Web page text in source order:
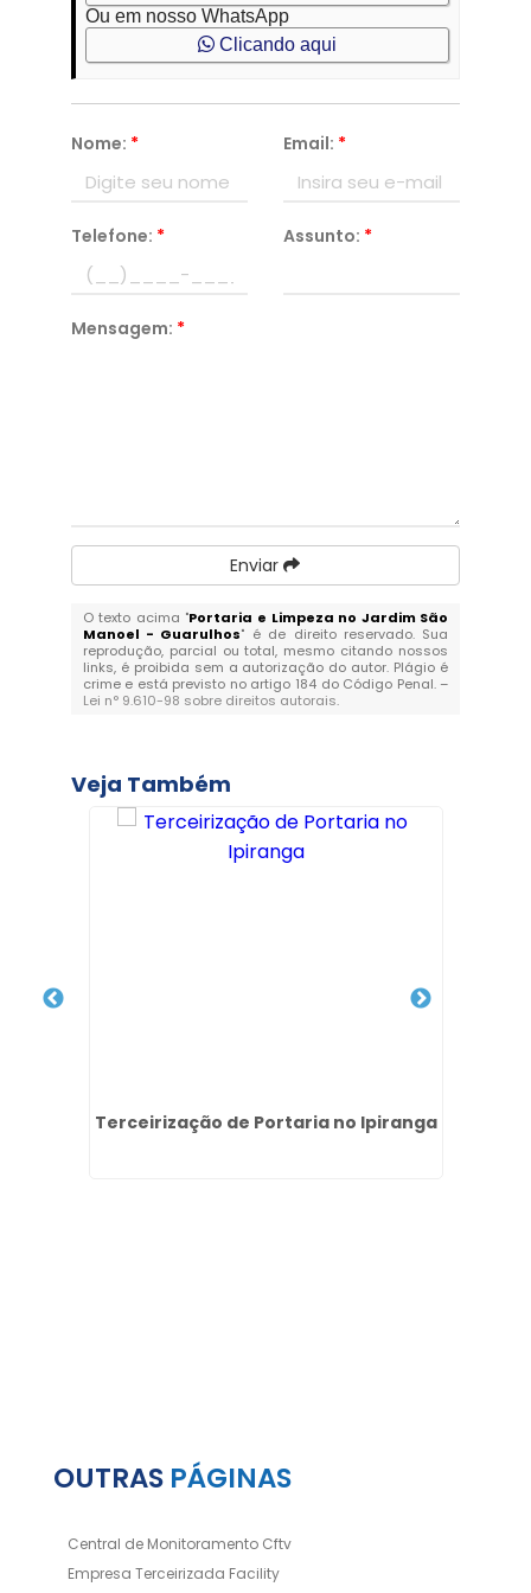
Ou em nosso WhatsApp
Clicando aqui
Nome: * Email: *
Telefone: * Assunto: *
Mensagem: *
Enviar
O texto acima "Portaria e Limpeza no Jardim São
Manoel - Guarulhos" é de direito reservado. Sua
reprodução, parcial ou total, mesmo citando nossos
links, é proibida sem a autorização do autor. Plágio é
crime e está previsto no artigo 184 do Código Penal. –
Lei n° 9.610-98 sobre direitos autorais.
Veja Também
Terceirização de Portaria no Ipiranga
OUTRAS PÁGINAS
Central de Monitoramento Cftv
Empresa Terceirizada Facility